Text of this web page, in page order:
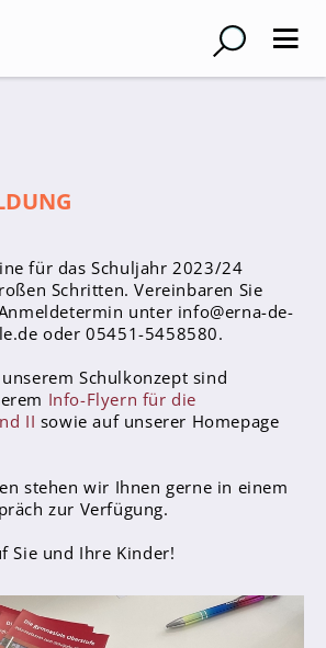
für das Schuljahr 2023/24
Schritten. Vereinbaren Sie
unter info@erna-de-
oder 05451-5458580.
Schulkonzept sind
Info-Flyern für die
II sowie auf unserer Homepage
stehen wir Ihnen gerne in einem
zur Verfügung.
Sie und Ihre Kinder!